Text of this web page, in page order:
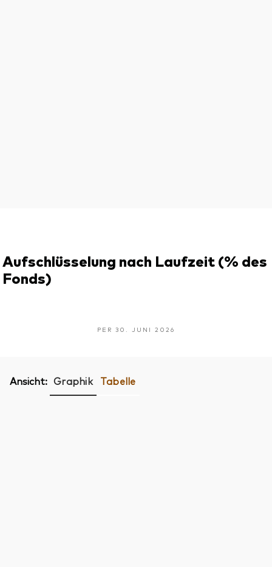
Aufschlüsselung nach Laufzeit (% des
Fonds)
PER 30. JUNI 2026
Ansicht: Graphik Tabelle